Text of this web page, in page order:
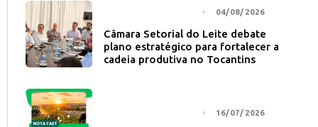
04/08/2026
Câmara Setorial do Leite debate
plano estratégico para fortalecer a
cadeia produtiva no Tocantins
16/07/2026